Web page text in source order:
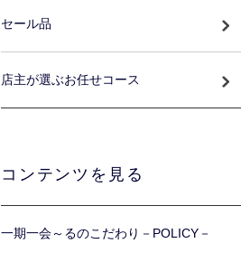
セール品
店主が選ぶお任せコース
コンテンツを見る
一期一会～るのこだわり－POLICY－